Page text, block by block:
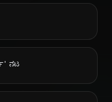
ನಟ